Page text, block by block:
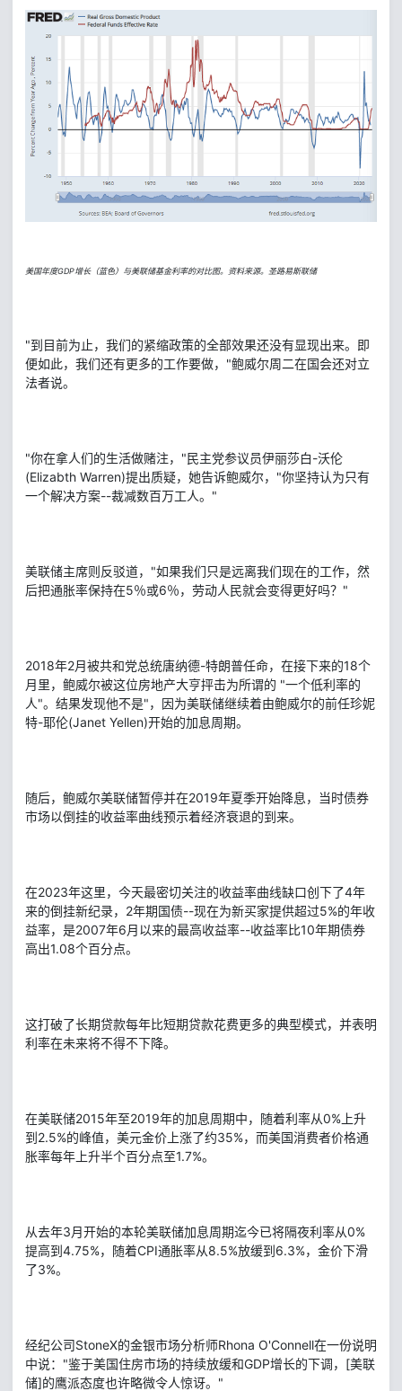
美国年度GDP增长（蓝色）与美联储基金利率的对比图。资料来源。圣路易斯联储
"到目前为止，我们的紧缩政策的全部效果还没有显现出来。即
便如此，我们还有更多的工作要做，"鲍威尔周二在国会还对立
法者说。
"你在拿人们的生活做赌注，"民主党参议员伊丽莎白-沃伦
(Elizabth Warren)提出质疑，她告诉鲍威尔，"你坚持认为只有
一个解决方案--裁减数百万工人。"
美联储主席则反驳道，"如果我们只是远离我们现在的工作，然
后把通胀率保持在5％或6％，劳动人民就会变得更好吗？"
2018年2月被共和党总统唐纳德-特朗普任命，在接下来的18个
月里，鲍威尔被这位房地产大亨抨击为所谓的 "一个低利率的
人"。结果发现他不是"，因为美联储继续着由鲍威尔的前任珍妮
特-耶伦(Janet Yellen)开始的加息周期。
随后，鲍威尔美联储暂停并在2019年夏季开始降息，当时债券
市场以倒挂的收益率曲线预示着经济衰退的到来。
在2023年这里，今天最密切关注的收益率曲线缺口创下了4年
来的倒挂新纪录，2年期国债--现在为新买家提供超过5%的年收
益率，是2007年6月以来的最高收益率--收益率比10年期债券
高出1.08个百分点。
这打破了长期贷款每年比短期贷款花费更多的典型模式，并表明
利率在未来将不得不下降。
在美联储2015年至2019年的加息周期中，随着利率从0%上升
到2.5%的峰值，美元金价上涨了约35%，而美国消费者价格通
胀率每年上升半个百分点至1.7%。
从去年3月开始的本轮美联储加息周期迄今已将隔夜利率从0%
提高到4.75%，随着CPI通胀率从8.5%放缓到6.3%，金价下滑
了3%。
经纪公司StoneX的金银市场分析师Rhona O'Connell在一份说明
中说："鉴于美国住房市场的持续放缓和GDP增长的下调，[美联
储]的鹰派态度也许略微令人惊讶。"